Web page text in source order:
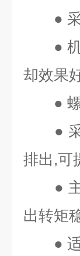
● 采
● 机
却效果
● 螺
● 采
排出,可
● 主
出转矩
● 适